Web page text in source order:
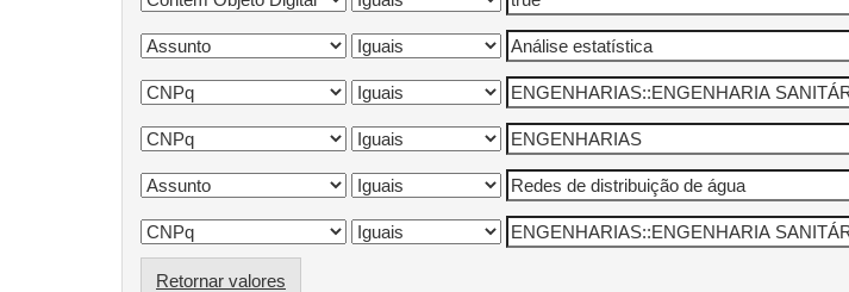
Retornar valores